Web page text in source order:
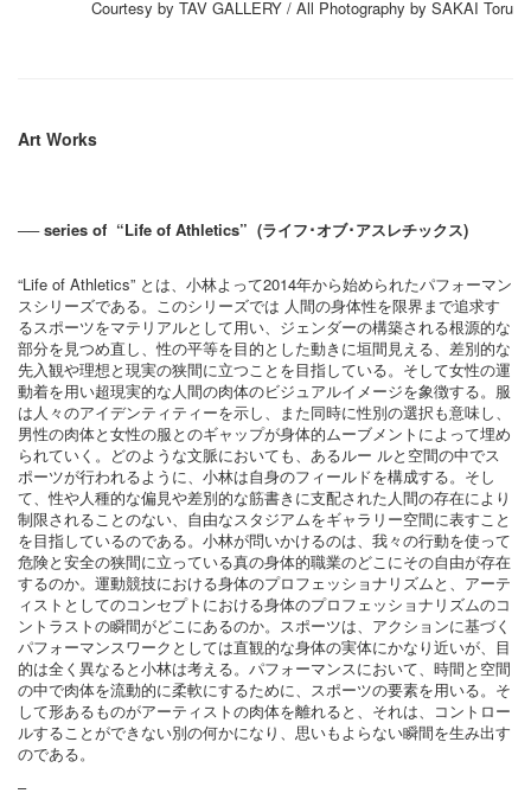
Courtesy by TAV GALLERY / All Photography by SAKAI Toru
Art Works
── series of “Life of Athletics” (ライフ･オブ･アスレチックス)
“Life of Athletics” とは、小林よって2014年から始められたパフォーマン
スシリーズである。このシリーズでは 人間の身体性を限界まで追求す
るスポーツをマテリアルとして用い、ジェンダーの構築される根源的な
部分を見つめ直し、性の平等を目的とした動きに垣間見える、差別的な
先入観や理想と現実の狭間に立つことを目指している。そして女性の運
動着を用い超現実的な人間の肉体のビジュアルイメージを象徴する。服
は人々のアイデンティティーを示し、また同時に性別の選択も意味し、
男性の肉体と女性の服とのギャップが身体的ムーブメントによって埋め
られていく。どのような文脈においても、あるルー ルと空間の中でス
ポーツが行われるように、小林は自身のフィールドを構成する。そし
て、性や人種的な偏見や差別的な筋書きに支配された人間の存在により
制限されることのない、自由なスタジアムをギャラリー空間に表すこと
を目指しているのである。小林が問いかけるのは、我々の行動を使って
危険と安全の狭間に立っている真の身体的職業のどこにその自由が存在
するのか。運動競技における身体のプロフェッショナリズムと、アーテ
ィストとしてのコンセプトにおける身体のプロフェッショナリズムのコ
ントラストの瞬間がどこにあるのか。スポーツは、アクションに基づく
パフォーマンスワークとしては直観的な身体の実体にかなり近いが、目
的は全く異なると小林は考える。パフォーマンスにおいて、時間と空間
の中で肉体を流動的に柔軟にするために、スポーツの要素を用いる。そ
して形あるものがアーティストの肉体を離れると、それは、コントロー
ルすることができない別の何かになり、思いもよらない瞬間を生み出す
のである。
–